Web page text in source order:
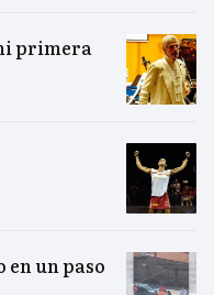
primera
un paso